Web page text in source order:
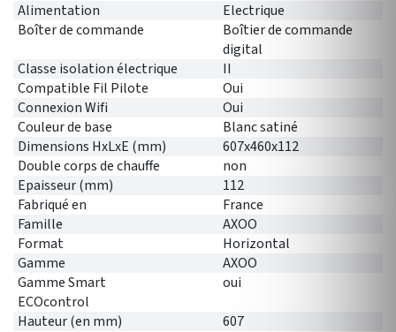
Alimentation
Electrique
Boîter de commande
Boîtier de commande
digital
Classe isolation électrique
II
Compatible Fil Pilote
Oui
Connexion Wifi
Oui
Couleur de base
Blanc satiné
Dimensions HxLxE (mm)
607x460x112
Double corps de chauffe
non
Epaisseur (mm)
112
Fabriqué en
France
Famille
AXOO
Format
Horizontal
Gamme
AXOO
Gamme Smart
ECOcontrol
oui
Hauteur (en mm)
607